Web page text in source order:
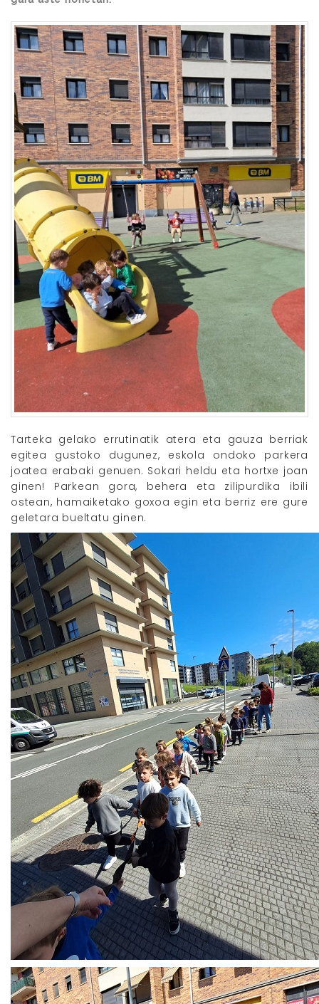
Tarteka gelako errutinatik atera eta gauza berriak
egitea gustoko dugunez, eskola ondoko parkera
joatea erabaki genuen. Sokari heldu eta hortxe joan
ginen! Parkean gora, behera eta zilipurdika ibili
ostean, hamaiketako goxoa egin eta berriz ere gure
geletara bueltatu ginen.